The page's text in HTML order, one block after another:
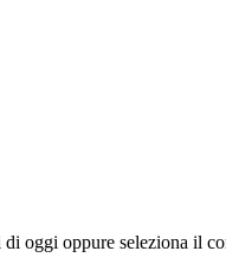
oggi oppure seleziona il